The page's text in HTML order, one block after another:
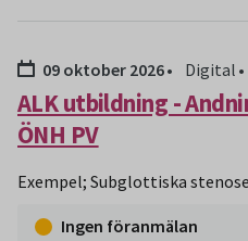
ALK utbildning -
ÖNH PV
Datum:09 oktober 2026 Digital
Exempel; Subglottiska
Ingen föranmälan